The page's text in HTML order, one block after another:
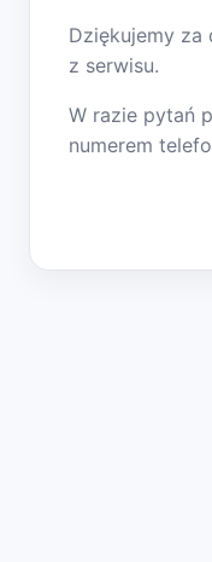
Dziękujemy
z serwisu.
W razie pytań
numerem